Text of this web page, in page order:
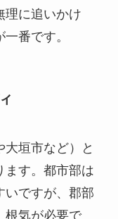
理に追いかけ
番です。
垣市など）と
ます。都市部は
いですが、郡部
根気が必要で